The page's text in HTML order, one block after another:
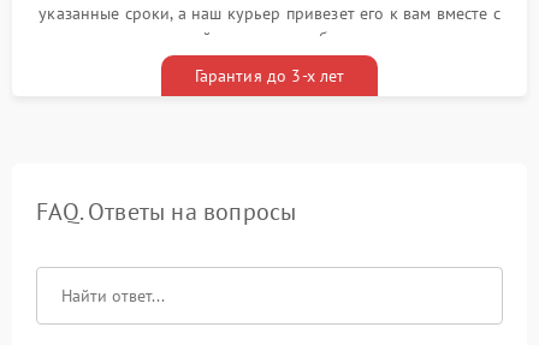
указанные сроки, а наш курьер привезет его к вам вместе с
гарантийным талоном бесплатно
Гарантия до 3-х лет
FAQ. Ответы на вопросы